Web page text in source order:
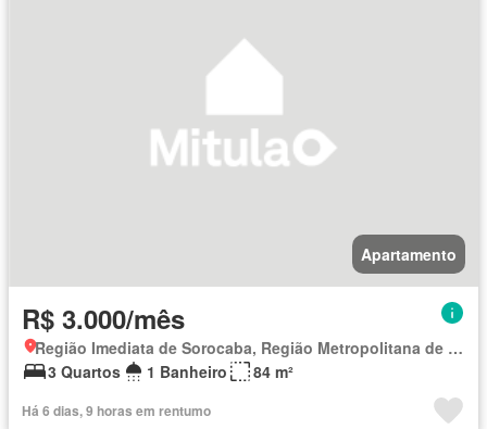
Apartamento
R$ 3.000/mês
Região Imediata de Sorocaba, Região Metropolitana de Sorocaba
3 Quartos
1 Banheiro 84 m²
Há 6 dias, 9 horas em rentumo